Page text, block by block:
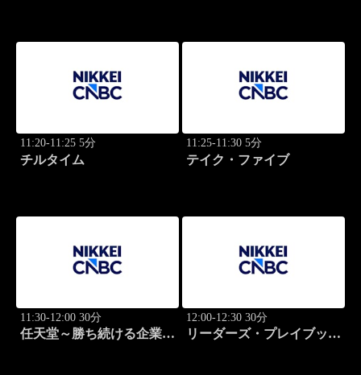
11:20-11:25 5分
チルタイム
11:25-11:30 5分
テイク・ファイブ
11:30-12:00 30分
任天堂～勝ち続ける企業の
12:00-12:30 30分
リーダーズ・プレイブック